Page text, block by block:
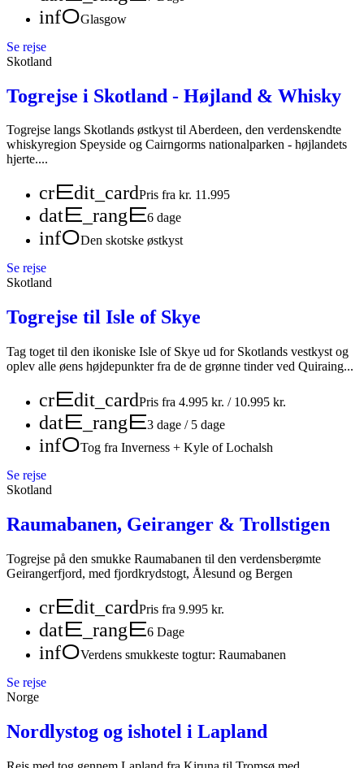
infoGlasgow
Se rejse
Skotland
Togrejse i Skotland - Højland & Whisky
Togrejse langs Skotlands østkyst til Aberdeen, den verdenskendte
whiskyregion Speyside og Cairngorms nationalparken - højlandets
hjerte....
credit_cardPris fra kr. 11.995
date_range6 dage
infoDen skotske østkyst
Se rejse
Skotland
Togrejse til Isle of Skye
Tag toget til den ikoniske Isle of Skye ud for Skotlands vestkyst og
oplev alle øens højdepunkter fra de de grønne tinder ved Quiraing...
credit_cardPris fra 4.995 kr. / 10.995 kr.
date_range3 dage / 5 dage
infoTog fra Inverness + Kyle of Lochalsh
Se rejse
Skotland
Raumabanen, Geiranger & Trollstigen
Togrejse på den smukke Raumabanen til den verdensberømte
Geirangerfjord, med fjordkrydstogt, Ålesund og Bergen
credit_cardPris fra 9.995 kr.
date_range6 Dage
infoVerdens smukkeste togtur: Raumabanen
Se rejse
Norge
Nordlystog og ishotel i Lapland